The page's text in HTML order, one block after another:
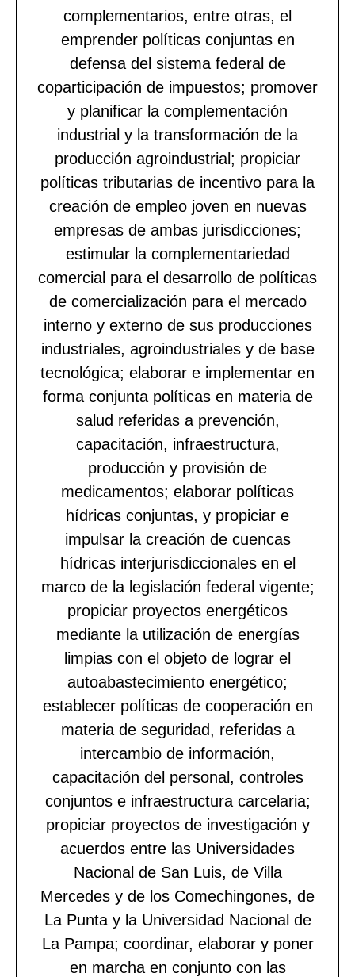
complementarios, entre otras, el
emprender políticas conjuntas en
defensa del sistema federal de
coparticipación de impuestos; promover
y planificar la complementación
industrial y la transformación de la
producción agroindustrial; propiciar
políticas tributarias de incentivo para la
creación de empleo joven en nuevas
empresas de ambas jurisdicciones;
estimular la complementariedad
comercial para el desarrollo de políticas
de comercialización para el mercado
interno y externo de sus producciones
industriales, agroindustriales y de base
tecnológica; elaborar e implementar en
forma conjunta políticas en materia de
salud referidas a prevención,
capacitación, infraestructura,
producción y provisión de
medicamentos; elaborar políticas
hídricas conjuntas, y propiciar e
impulsar la creación de cuencas
hídricas interjurisdiccionales en el
marco de la legislación federal vigente;
propiciar proyectos energéticos
mediante la utilización de energías
limpias con el objeto de lograr el
autoabastecimiento energético;
establecer políticas de cooperación en
materia de seguridad, referidas a
intercambio de información,
capacitación del personal, controles
conjuntos e infraestructura carcelaria;
propiciar proyectos de investigación y
acuerdos entre las Universidades
Nacional de San Luis, de Villa
Mercedes y de los Comechingones, de
La Punta y la Universidad Nacional de
La Pampa; coordinar, elaborar y poner
en marcha en conjunto con las